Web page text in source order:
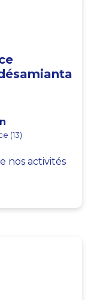
(13)
nos activités